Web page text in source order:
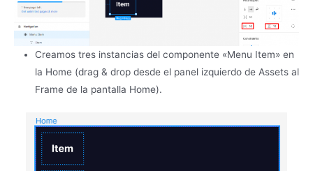
Creamos tres instancias del componente «Menu Item» en
la Home (drag & drop desde el panel izquierdo de Assets al
Frame de la pantalla Home).